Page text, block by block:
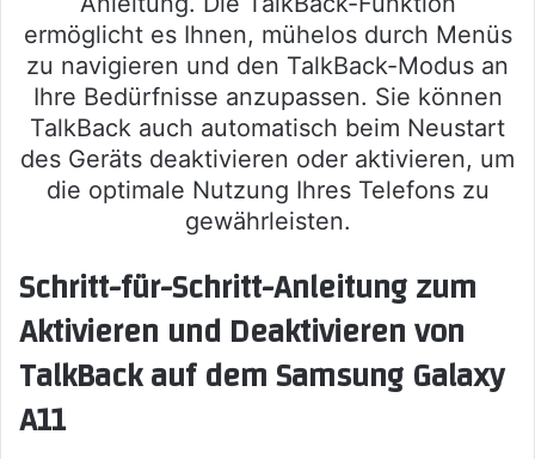
ermöglicht es Ihnen, mühelos durch Menüs
zu navigieren und den TalkBack-Modus an
Ihre Bedürfnisse anzupassen. Sie können
TalkBack auch automatisch beim Neustart
des Geräts deaktivieren oder aktivieren, um
die optimale Nutzung Ihres Telefons zu
gewährleisten.
Schritt-für-Schritt-Anleitung zum
Aktivieren und Deaktivieren von
TalkBack auf dem Samsung Galaxy
A11